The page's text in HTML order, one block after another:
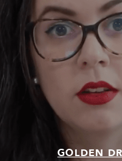
GOLDEN